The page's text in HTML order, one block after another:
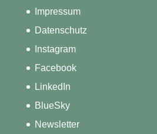
Impressum
Datenschutz
Instagram
Facebook
LinkedIn
BlueSky
Newsletter